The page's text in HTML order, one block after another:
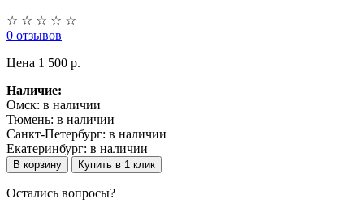
☆ ☆ ☆ ☆ ☆
0 отзывов
Цена 1 500 p.
Наличие:
Омск: в наличии
Тюмень: в наличии
Санкт-Петербург: в наличии
Екатеринбург: в наличии
В корзину Купить в 1 клик
Остались вопросы?